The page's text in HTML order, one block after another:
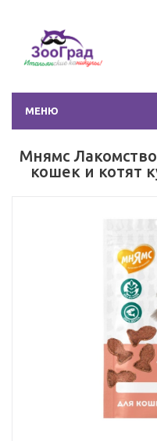
МЕНЮ
Мнямс
кошек и котят